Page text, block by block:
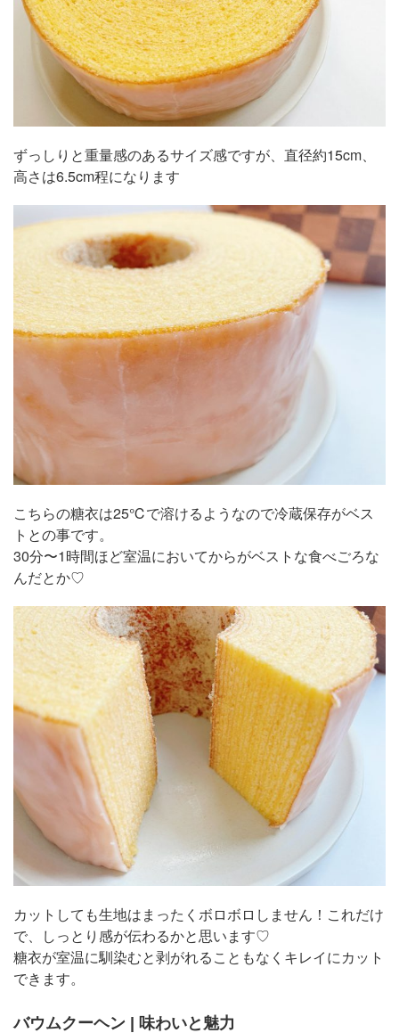
ずっしりと重量感のあるサイズ感ですが、直径約15cm、
高さは6.5cm程になります
こちらの糖衣は25℃で溶けるようなので冷蔵保存がベス
トとの事です。
30分〜1時間ほど室温においてからがベストな食べごろな
んだとか♡
カットしても生地はまったくボロボロしません！これだけ
で、しっとり感が伝わるかと思います♡
糖衣が室温に馴染むと剥がれることもなくキレイにカット
できます。
バウムクーヘン | 味わいと魅力